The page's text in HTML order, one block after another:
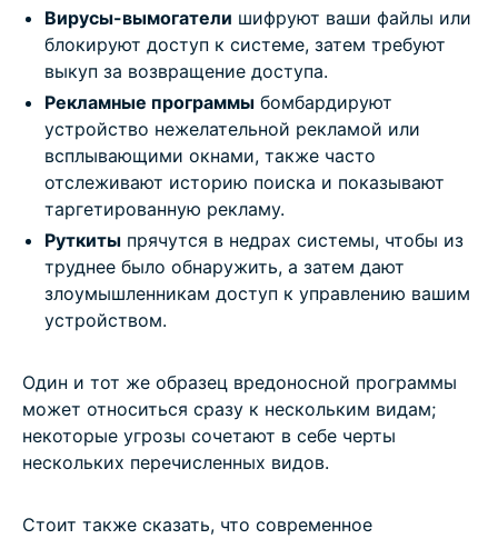
Вирусы-вымогатели шифруют ваши файлы или
блокируют доступ к системе, затем требуют
выкуп за возвращение доступа.
Рекламные программы бомбардируют
устройство нежелательной рекламой или
всплывающими окнами, также часто
отслеживают историю поиска и показывают
таргетированную рекламу.
Руткиты прячутся в недрах системы, чтобы из
труднее было обнаружить, а затем дают
злоумышленникам доступ к управлению вашим
устройством.
Один и тот же образец вредоносной программы
может относиться сразу к нескольким видам;
некоторые угрозы сочетают в себе черты
нескольких перечисленных видов.
Стоит также сказать, что современное